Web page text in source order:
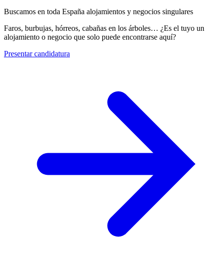
Buscamos en toda España alojamientos y negocios singulares
Faros, burbujas, hórreos, cabañas en los árboles… ¿Es el tuyo un
alojamiento o negocio que solo puede encontrarse aquí?
Presentar candidatura